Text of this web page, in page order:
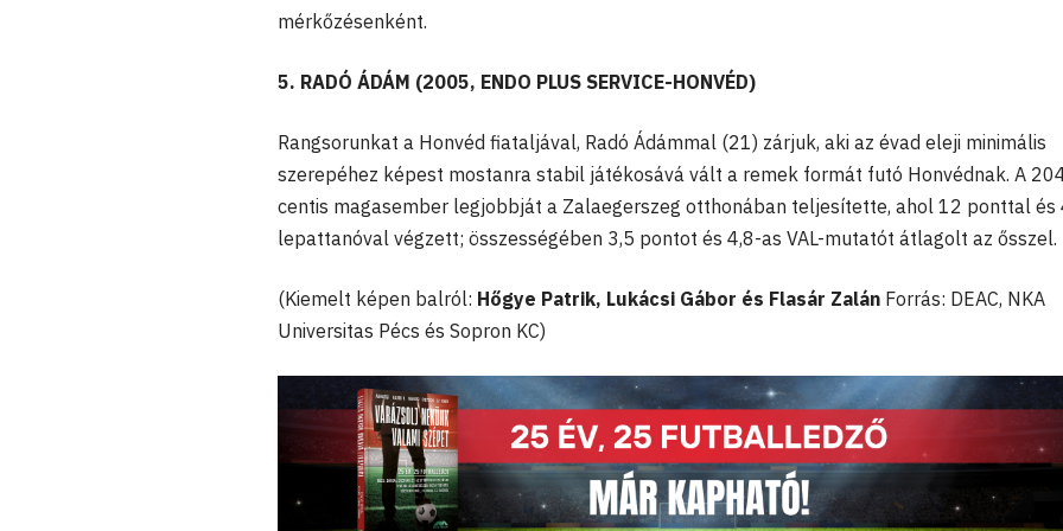
mérkőzésenként.
5. RADÓ ÁDÁM (2005, ENDO PLUS SERVICE-HONVÉD)
Rangsorunkat a Honvéd fiataljával, Radó Ádámmal (21) zárjuk, aki az évad eleji minimális
szerepéhez képest mostanra stabil játékosává vált a remek formát futó Honvédnak. A
centis magasember legjobbját a Zalaegerszeg otthonában teljesítette, ahol 12 ponttal és
lepattanóval végzett; összességében 3,5 pontot és 4,8-as VAL-mutatót átlagolt az ősszel.
(Kiemelt képen balról: Hőgye Patrik, Lukácsi Gábor és Flasár Zalán Forrás: DEAC, NKA
Universitas Pécs és Sopron KC)